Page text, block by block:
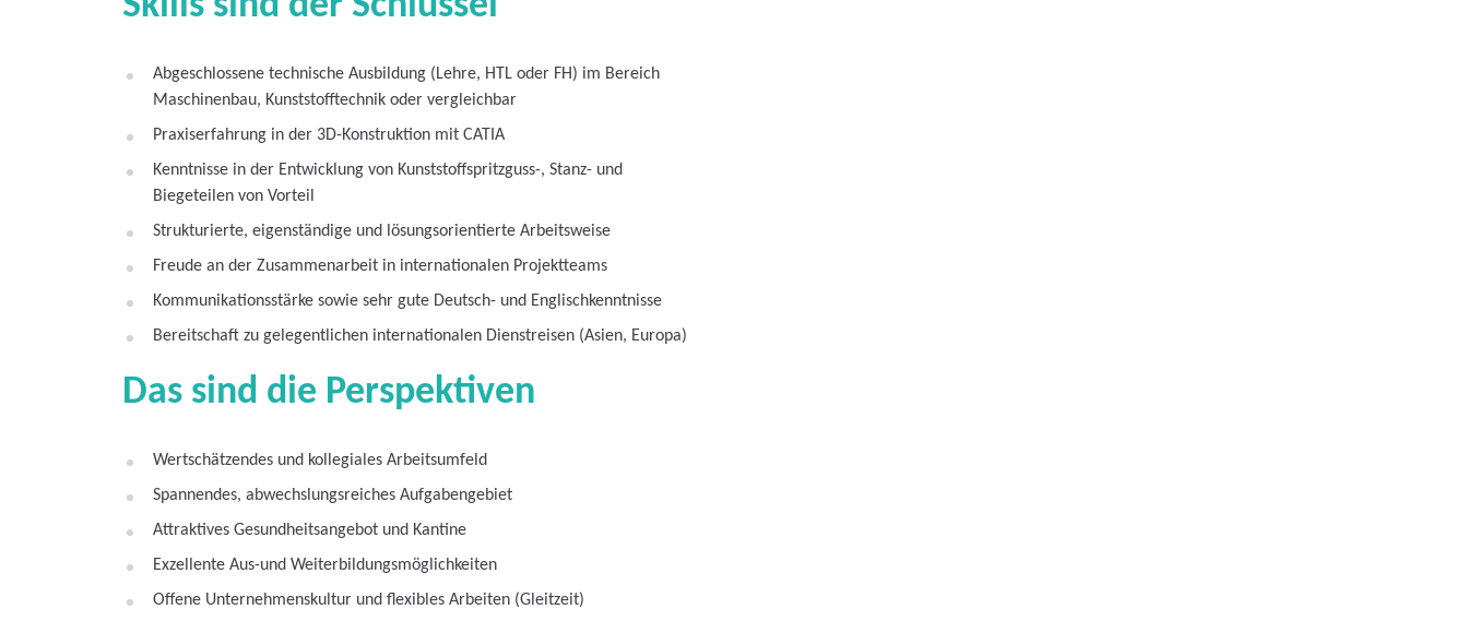
Abgeschlossene technische Ausbildung (Lehre, HTL oder FH) im Bereich
Maschinenbau, Kunststofftechnik oder vergleichbar
Praxiserfahrung in der 3D-Konstruktion mit CATIA
Kenntnisse in der Entwicklung von Kunststoffspritzguss-, Stanz- und
Biegeteilen von Vorteil
Strukturierte, eigenständige und lösungsorientierte Arbeitsweise
Freude an der Zusammenarbeit in internationalen Projektteams
Kommunikationsstärke sowie sehr gute Deutsch- und Englischkenntnisse
Bereitschaft zu gelegentlichen internationalen Dienstreisen (Asien, Europa)
Das sind die Perspektiven
Wertschätzendes und kollegiales Arbeitsumfeld
Spannendes, abwechslungsreiches Aufgabengebiet
Attraktives Gesundheitsangebot und Kantine
Exzellente Aus-und Weiterbildungsmöglichkeiten
Offene Unternehmenskultur und flexibles Arbeiten (Gleitzeit)